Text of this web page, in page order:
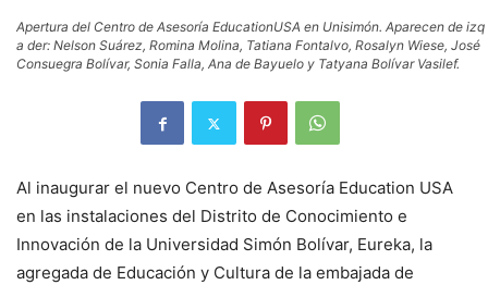
Apertura del Centro de Asesoría EducationUSA en Unisimón. Aparecen de izq
a der: Nelson Suárez, Romina Molina, Tatiana Fontalvo, Rosalyn Wiese, José
Consuegra Bolívar, Sonia Falla, Ana de Bayuelo y Tatyana Bolívar Vasilef.
Al inaugurar el nuevo Centro de Asesoría Education USA
en las instalaciones del Distrito de Conocimiento e
Innovación de la Universidad Simón Bolívar, Eureka, la
agregada de Educación y Cultura de la embajada de